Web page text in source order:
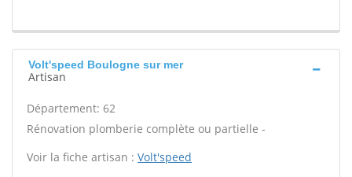
Volt'speed Boulogne sur mer
Artisan
Département: 62
Rénovation plomberie complète ou partielle -
Voir la fiche artisan : Volt'speed